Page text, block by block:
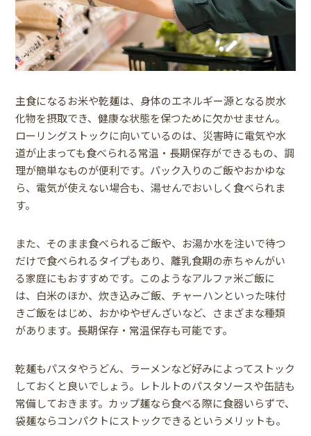
主食になるお米や乾麺は、身体のエネルギー源となる炭水
化物を摂取でき、健康な状態を保つために欠かせません。
ローリングストックに向いているのは、災害時に電気や水
道が止まっても食べられる常温・長期保存ができるもの、調
理が簡単なものが便利です。パック入りのご飯やおかゆな
ら、電気が使えない場合も、湯せんでおいしく食べられま
す。
また、そのまま食べられるご飯や、お湯か水を注いで待つ
だけで食べられるタイプもあり、離乳食期の赤ちゃんがい
る家庭にもおすすめです。このようなアルファ米ご飯に
は、白米のほか、炊き込みご飯、チャーハンといった味付
きご飯をはじめ、おかゆやぜんざいなど、さまざまな種類
があります。長期保存・常温保存も可能です。
乾麺もパスタやうどん、ラーメンなど好みによってストック
しておくと良いでしょう。レトルトのパスタソースや缶詰も
常備しておきます。カップ麺なら食べる際に食器いらずで、
袋麺ならコンパクトにストックできるというメリットも。